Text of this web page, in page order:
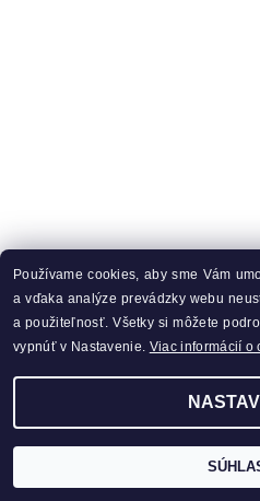
Používame cookies, aby sme Vám
a vďaka analýze prevádzky webu
a použiteľnosť. Všetky si môžete
vypnúť v Nastavenie. Viac informácií o